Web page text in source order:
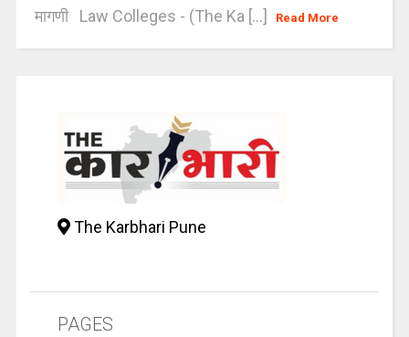
मागणी Law Colleges - (The Ka [...]
Read More
The Karbhari Pune
PAGES